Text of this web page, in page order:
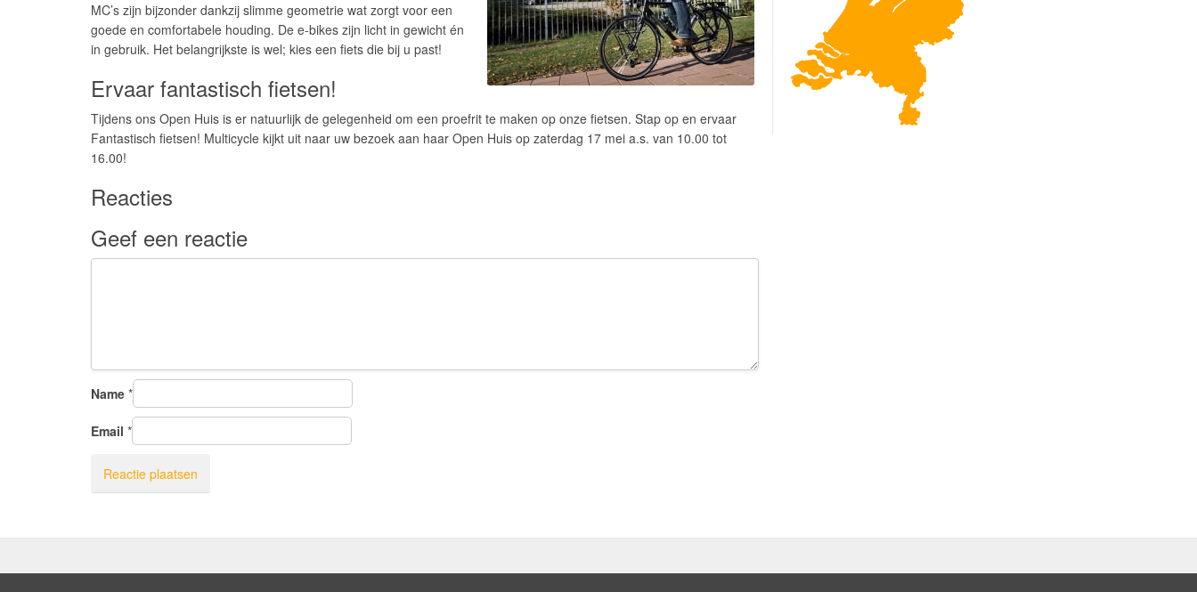
MC’s zijn bijzonder dankzij slimme geometrie wat zorgt voor een
goede en comfortabele houding. De e-bikes zijn licht in gewicht én
in gebruik. Het belangrijkste is wel; kies een fiets die bij u past!
Ervaar fantastisch fietsen!
Tijdens ons Open Huis is er natuurlijk de gelegenheid om een proefrit te maken op onze fietsen. Stap op en ervaar
Fantastisch fietsen! Multicycle kijkt uit naar uw bezoek aan haar Open Huis op zaterdag 17 mei a.s. van 10.00 tot
16.00!
Reacties
Geef een reactie
Name *
Email *